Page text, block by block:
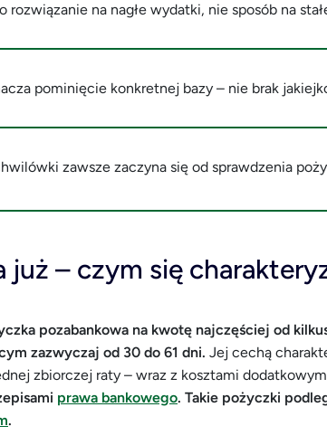
rozwiązanie na nagłe wydatki, nie sposób na
pominięcie konkretnej bazy – nie brak
zawsze zaczyna się od sprawdzenia
już – czym się
pozabankowa na kwotę najczęściej od
zazwyczaj od 30 do 61 dni. Jej cechą
zbiorczej raty – wraz z kosztami
prawa bankowego. Takie pożyczki
.